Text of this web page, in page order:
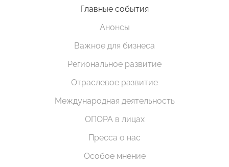
Главные события
Анонсы
Важное для бизнеса
Региональное развитие
Отраслевое развитие
Международная деятельность
ОПОРА в лицах
Пресса о нас
Особое мнение